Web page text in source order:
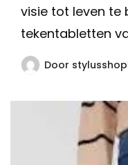
visie tot leven te
tekentabletten
Door